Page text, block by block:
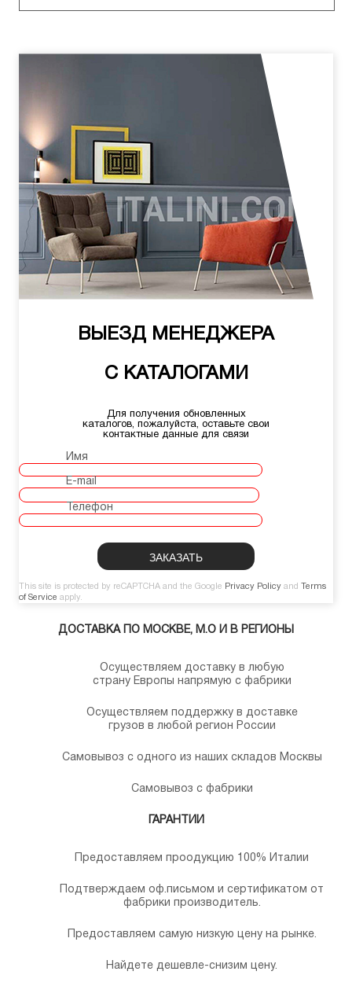
ВЫЕЗД МЕНЕДЖЕРА
С КАТАЛОГАМИ
Для получения обновленных
каталогов, пожалуйста, оставьте свои
контактные данные для связи
Имя
E-mail
Телефон
This site is protected by reCAPTCHA and the Google Privacy Policy and
Terms
of Service apply.
ДОСТАВКА ПО МОСКВЕ, М.О И В РЕГИОНЫ
Осуществляем доставку в любую
страну Европы напрямую с фабрики
Осуществляем поддержку в доставке
грузов в любой регион России
Самовывоз с одного из наших складов Москвы
Самовывоз с фабрики
ГАРАНТИИ
Предоставляем проодукцию 100% Италии
Подтверждаем оф.письмом и сертификатом от
фабрики производитель.
Предоставляем самую низкую цену на рынке.
Найдете дешевле-снизим цену.